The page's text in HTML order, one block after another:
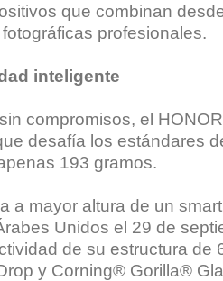
que combinan
profesionales.
inteligente
compromisos, el HONOR
desafía los estándares
193 gramos.
a mayor altura de un
Unidos el 29 de
de su estructura de
y Corning® Gorilla®